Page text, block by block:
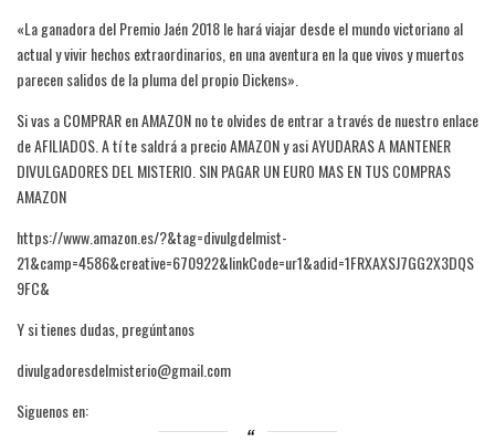
«La ganadora del Premio Jaén 2018 le hará viajar desde el mundo victoriano al
actual y vivir hechos extraordinarios, en una aventura en la que vivos y muertos
parecen salidos de la pluma del propio Dickens».
Si vas a COMPRAR en AMAZON no te olvides de entrar a través de nuestro enlace
de AFILIADOS. A tí te saldrá a precio AMAZON y asi AYUDARAS A MANTENER
DIVULGADORES DEL MISTERIO. SIN PAGAR UN EURO MAS EN TUS COMPRAS
AMAZON
https://www.amazon.es/?&tag=divulgdelmist-
21&camp=4586&creative=670922&linkCode=ur1&adid=1FRXAXSJ7GG2X3DQS
9FC&
Y si tienes dudas, pregúntanos
divulgadoresdelmisterio@gmail.com
Siguenos en: